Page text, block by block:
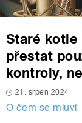
Staré kotle
přestat
kontroly,
21. srpen 2024
O čem se mluví